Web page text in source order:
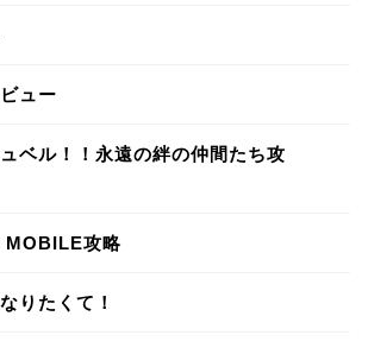
ュー
ベル！！永遠の絆の仲間たち攻
MOBILE攻略
りたくて！